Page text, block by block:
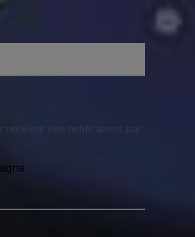
recevoir des notifications par